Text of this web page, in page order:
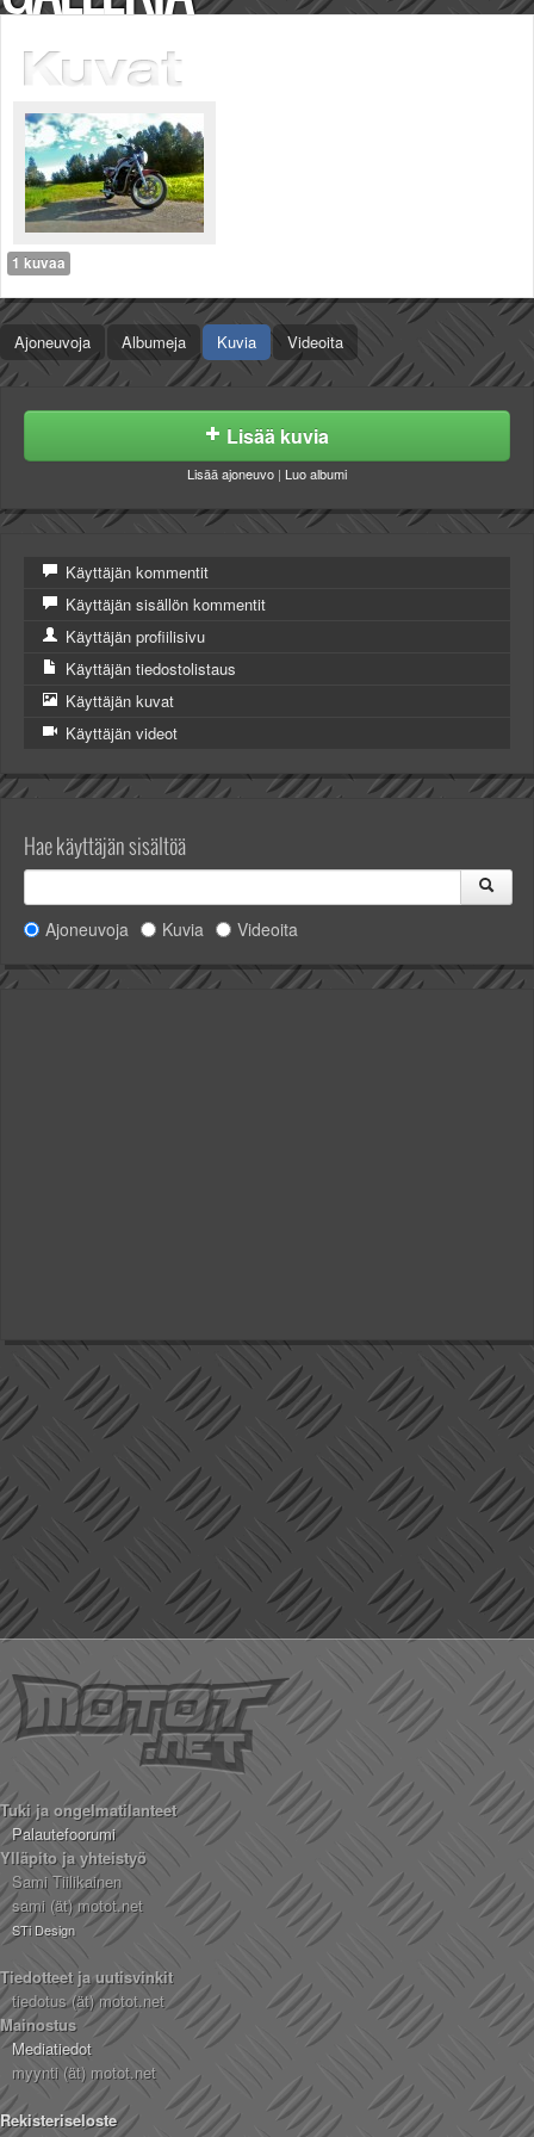
Säännöt ja ohjeet
Uudet ajoneuvot
Uudet kuvat
Uudet kommentit
MYYDÄÄN
Haku
Ohjeet
Osat
TIETOPANKKI
TAPAHTUMAT
MP15 kuvia
MP14 kuvia
MP13 kuvia
Lisää uusi tapahtuma
SÄÄ
Helsingin sää
Tampereen sää
Turun sää
Oulun sää
Kuopion sää
Rovaniemen sää
MUUT
VIP-jäsenyys
Paidat ja vaatteet
Mainostus
Kevytversio
1 kuvaa
Ajoneuvoja Albumeja Kuvia Videoita
Lisää kuvia
Lisää ajoneuvo | Luo albumi
Käyttäjän kommentit
Käyttäjän sisällön kommentit
Käyttäjän profiilisivu
Käyttäjän tiedostolistaus
Käyttäjän kuvat
Käyttäjän videot
Hae käyttäjän sisältöä
Ajoneuvoja Kuvia Videoita
Tuki ja ongelmatilanteet
Palautefoorumi
Ylläpito ja yhteistyö
Sami Tiilikainen
sami (ät) motot.net
STi Design
Tiedotteet ja uutisvinkit
tiedotus (ät) motot.net
Mainostus
Mediatiedot
myynti (ät) motot.net
Rekisteriseloste